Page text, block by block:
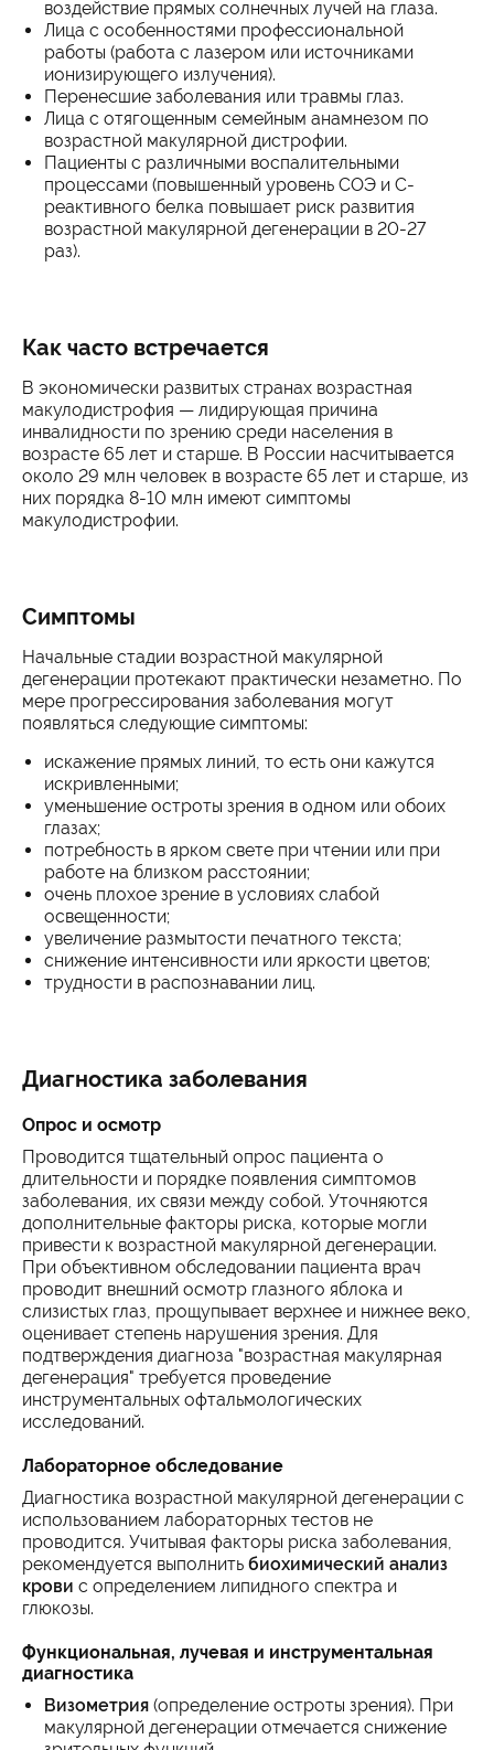
воздействие прямых солнечных лучей на глаза.
Лица с особенностями профессиональной
работы (работа с лазером или источниками
ионизирующего излучения).
Перенесшие заболевания или травмы глаз.
Лица с отягощенным семейным анамнезом по
возрастной макулярной дистрофии.
Пациенты с различными воспалительными
процессами (повышенный уровень СОЭ и С-
реактивного белка повышает риск развития
возрастной макулярной дегенерации в 20-27
раз).
Как часто встречается
В экономически развитых странах возрастная
макулодистрофия — лидирующая причина
инвалидности по зрению среди населения в
возрасте 65 лет и старше. В России насчитывается
около 29 млн человек в возрасте 65 лет и старше, из
них порядка 8-10 млн имеют симптомы
макулодистрофии.
Симптомы
Начальные стадии возрастной макулярной
дегенерации протекают практически незаметно. По
мере прогрессирования заболевания могут
появляться следующие симптомы:
искажение прямых линий, то есть они кажутся
искривленными;
уменьшение остроты зрения в одном или обоих
глазах;
потребность в ярком свете при чтении или при
работе на близком расстоянии;
очень плохое зрение в условиях слабой
освещенности;
увеличение размытости печатного текста;
снижение интенсивности или яркости цветов;
трудности в распознавании лиц.
Диагностика заболевания
Опрос и осмотр
Проводится тщательный опрос пациента о
длительности и порядке появления симптомов
заболевания, их связи между собой. Уточняются
дополнительные факторы риска, которые могли
привести к возрастной макулярной дегенерации.
При объективном обследовании пациента врач
проводит внешний осмотр глазного яблока и
слизистых глаз, прощупывает верхнее и нижнее веко,
оценивает степень нарушения зрения. Для
подтверждения диагноза "возрастная макулярная
дегенерация" требуется проведение
инструментальных офтальмологических
исследований.
Лабораторное обследование
Диагностика возрастной макулярной дегенерации с
использованием лабораторных тестов не
проводится. Учитывая факторы риска заболевания,
рекомендуется выполнить биохимический анализ
крови с определением липидного спектра и
глюкозы.
Функциональная, лучевая и инструментальная
диагностика
Визометрия (определение остроты зрения). При
макулярной дегенерации отмечается снижение